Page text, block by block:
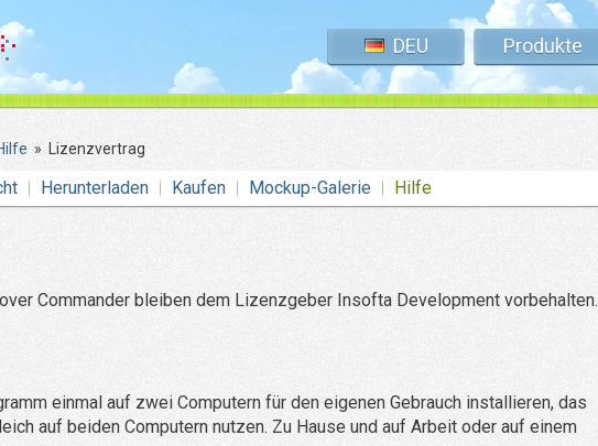
DEU Produkte
» Lizenzvertrag
Herunterladen Kaufen Mockup-Galerie Hilfe
Commander bleiben dem Lizenzgeber Insofta Development vorbehalten.
einmal auf zwei Computern für den eigenen Gebrauch installieren, das
auf beiden Computern nutzen. Zu Hause und auf Arbeit oder auf einem